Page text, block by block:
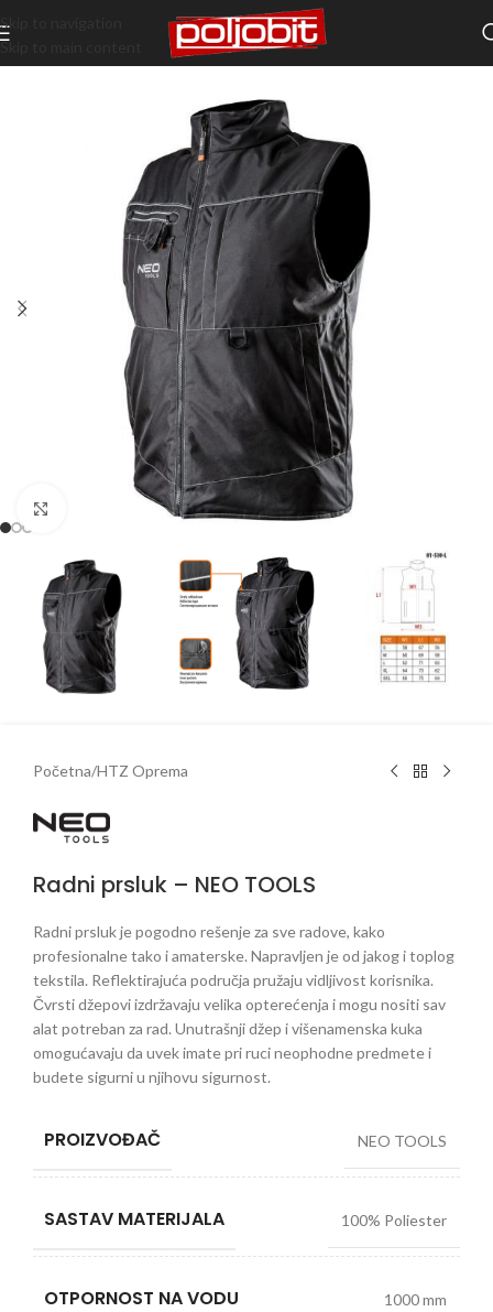
Skip to navigation
Skip to main content
Klikni da uveličaš
Početna/HTZ Oprema
Radni prsluk – NEO TOOLS
Radni prsluk je pogodno rešenje za sve radove, kako
profesionalne tako i amaterske. Napravljen je od jakog i toplog
tekstila. Reflektirajuća područja pružaju vidljivost korisnika.
Čvrsti džepovi izdržavaju velika opterećenja i mogu nositi sav
alat potreban za rad. Unutrašnji džep i višenamenska kuka
omogućavaju da uvek imate pri ruci neophodne predmete i
budete sigurni u njihovu sigurnost.
PROIZVOĐAČ NEO TOOLS
SASTAV MATERIJALA 100% Poliester
OTPORNOST NA VODU 1000 mm